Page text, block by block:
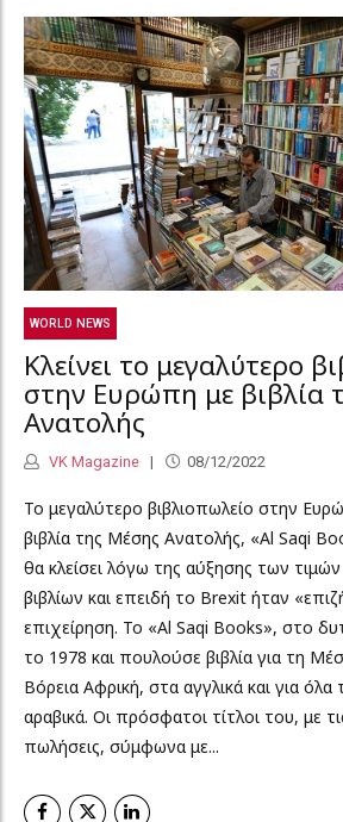
WORLD NEWS
Κλείνει το μεγαλύτερο
στην Ευρώπη με βιβλία
Ανατολής
VK Magazine 08/12/2022
To μεγαλύτερο βιβλιοπωλείο στην
βιβλία της Μέσης Ανατολής, «Al Saqi
θα κλείσει λόγω της αύξησης των
βιβλίων και επειδή το Brexit ήταν
επιχείρηση. Το «Al Saqi Books», στο
το 1978 και πουλούσε βιβλία για τη
Βόρεια Αφρική, στα αγγλικά και για
αραβικά. Οι πρόσφατοι τίτλοι του, με
πωλήσεις, σύμφωνα με...